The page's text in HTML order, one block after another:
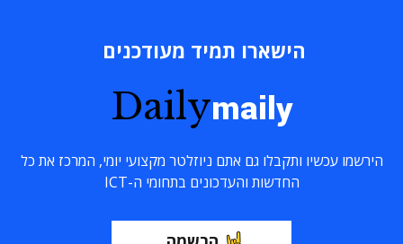
הישארו תמיד מעודכנים
Dailymaily
הירשמו עכשיו ותקבלו גם אתם ניוזלטר מקצועי יומי, המרכז את כל
החדשות והעדכונים בתחומי ה-ICT